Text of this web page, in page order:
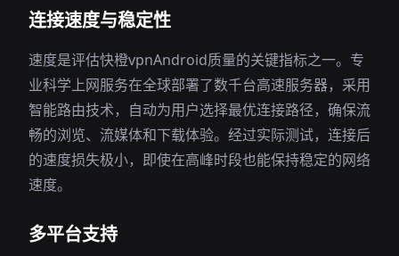
连接速度与稳定性
速度是评估快橙vpnAndroid质量的关键指标之一。专
业科学上网服务在全球部署了数千台高速服务器，采用
智能路由技术，自动为用户选择最优连接路径，确保流
畅的浏览、流媒体和下载体验。经过实际测试，连接后
的速度损失极小，即使在高峰时段也能保持稳定的网络
速度。
多平台支持